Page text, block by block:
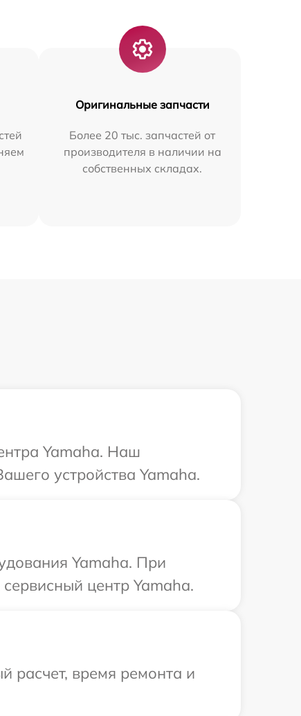
Оригинальные запчасти
Более 20 тыс. запчастей от
производителя в наличии на
собственных складах.
Yamaha. Наш
устройства Yamaha.
Yamaha. При
центр Yamaha.
расчет, время ремонта и